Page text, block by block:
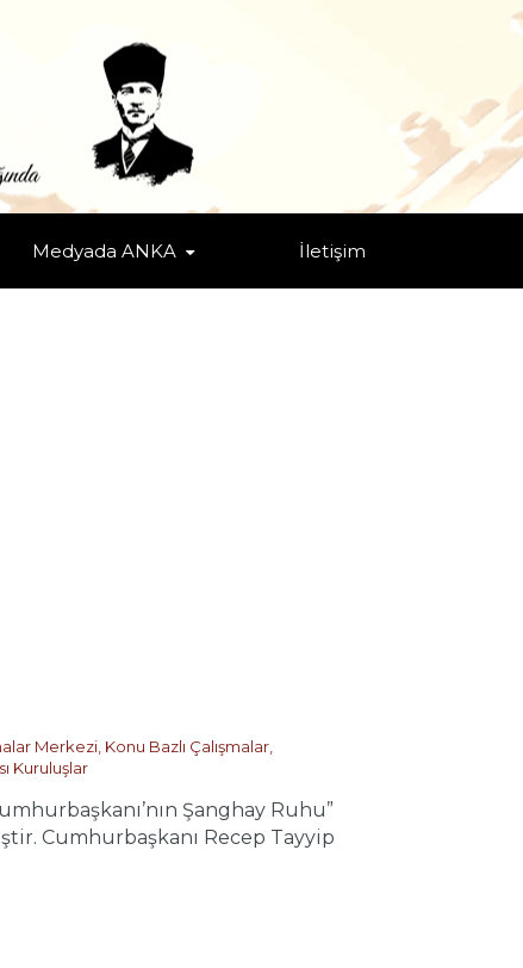
Medyada ANKA İletişim
Merkezi Konu Bazlı Çalışmalar
Kuruluşlar
Şanghay Ruhu”
Cumhurbaşkanı Recep Tayyip